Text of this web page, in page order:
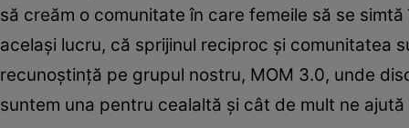
să creăm o comunitate în care femeile să se
același lucru, că sprijinul reciproc și comunitatea
recunoștință pe grupul nostru, MOM 3.0, unde
suntem una pentru cealaltă și cât de mult ne